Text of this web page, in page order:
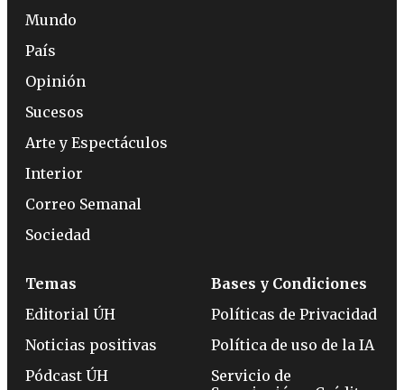
Mundo
País
Opinión
Sucesos
Arte y Espectáculos
Interior
Correo Semanal
Sociedad
Temas
Editorial ÚH
Noticias positivas
Pódcast ÚH
Bases y Condiciones
Políticas de Privacidad
Política de uso de la IA
Servicio de